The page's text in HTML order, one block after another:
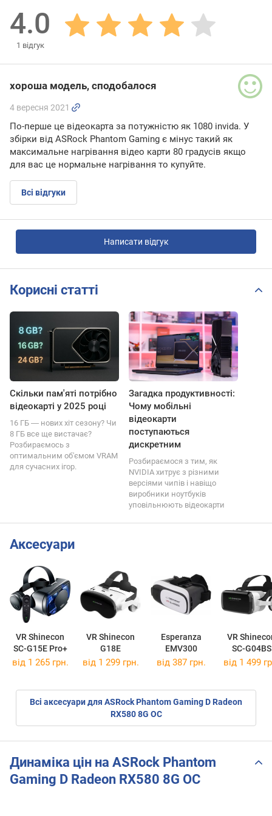
4.0
1 відгук
хороша модель, сподобалося
4 вересня 2021
По-перше це відеокарта за потужністю як 1080 invida. У
збірки від ASRock Phantom Gaming є мінус такий як
максимальне нагрівання відео карти 80 градусів якщо
для вас це нормальне нагрівання то купуйте.
Всі відгуки
Написати відгук
Корисні статті
Скільки пам'яті потрібно
відеокарті у 2025 році
16 ГБ ― нових хіт сезону? Чи
8 ГБ все ще вистачає?
Розбираємось з
оптимальним об'ємом VRAM
для сучасних ігор.
Загадка продуктивності:
Чому мобільні
відеокарти
поступаються
дискретним
Розбираємося з тим, як
NVIDIA хитрує з різними
версіями чипів і навіщо
виробники ноутбуків
уповільнюють відеокарти
Аксесуари
VR Shinecon
SC-G15E Pro+
VR Shinecon
G18E
Esperanza
EMV300
VR
SC-G04BS
від 1 265 грн. від 1 299 грн. від 387 грн. від 1 499
Всі аксесуари для ASRock Phantom Gaming D Radeon
RX580 8G OC
Динаміка цін на ASRock Phantom
Gaming D Radeon RX580 8G OC